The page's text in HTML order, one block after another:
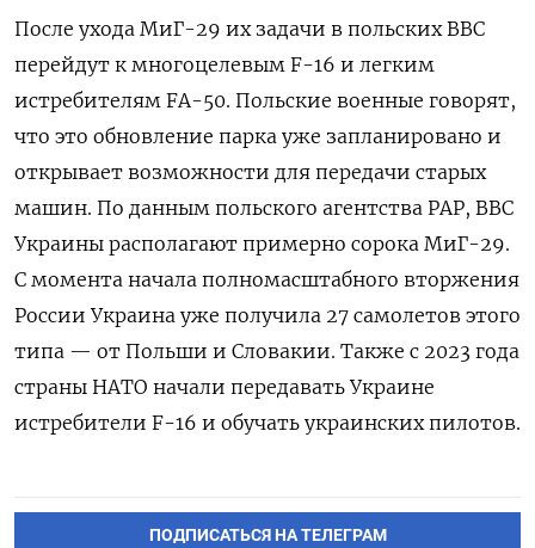
После ухода МиГ-29 их задачи в польских ВВС
перейдут к многоцелевым F-16 и легким
истребителям FA-50. Польские военные говорят,
что это обновление парка уже запланировано и
открывает возможности для передачи старых
машин. По данным польского агентства PAP, ВВС
Украины располагают примерно сорока МиГ-29.
С момента начала полномасштабного вторжения
России Украина уже получила 27 самолетов этого
типа — от Польши и Словакии. Также с 2023 года
страны НАТО начали передавать Украине
истребители F-16 и обучать украинских пилотов.
ПОДПИСАТЬСЯ НА ТЕЛЕГРАМ